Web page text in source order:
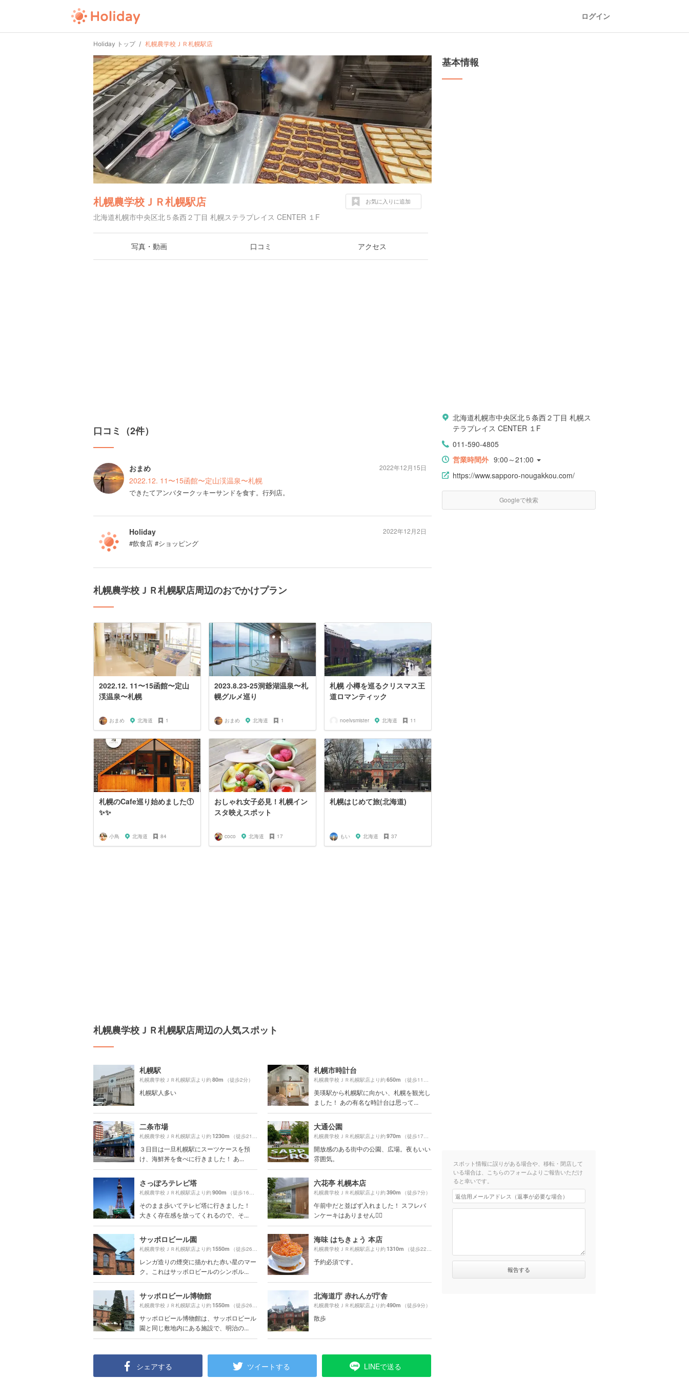
ログイン
Holiday トップ 札幌農学校ＪＲ札幌駅店
札幌農学校ＪＲ札幌駅店
北海道札幌市中央区北５条西２丁目 札幌ステラプレイス CENTER １F
お気に入りに追加
写真・動画 口コミ アクセス
口コミ（2件）
おまめ
2022.12. 11〜15函館〜定山渓温泉〜札幌
できたてアンバタークッキーサンドを食す。行列店。
2022年12月15日
Holiday
#飲食店 #ショッピング
2022年12月2日
札幌農学校ＪＲ札幌駅店周辺のおでかけプラン
2022.12. 11〜15函館〜定山
渓温泉〜札幌
おまめ 北海道 1
2023.8.23-25洞爺湖温泉〜札
幌グルメ巡り
おまめ 北海道 1
札幌 小樽を巡るクリスマス王
道ロマンティック
noelvsmister 北海道 11
札幌のCafe巡り始めました①
✨✨
小鳥 北海道 84
おしゃれ女子必見！札幌イン
スタ映えスポット
coco 北海道 17
札幌はじめて旅(北海道)
もい 北海道 37
札幌農学校ＪＲ札幌駅店周辺の人気スポット
札幌駅
札幌農学校ＪＲ札幌駅店より約80m （徒歩2分）
札幌駅人多い
札幌市時計台
札幌農学校ＪＲ札幌駅店より約650m （徒歩11分）
美瑛駅から札幌駅に向かい、札幌を観光し
ました！ あの有名な時計台は思って...
二条市場
札幌農学校ＪＲ札幌駅店より約1230m （徒歩21分）
３日目は一旦札幌駅にスーツケースを預
け、海鮮丼を食べに行きました！ あ...
大通公園
札幌農学校ＪＲ札幌駅店より約970m （徒歩17分）
開放感のある街中の公園、広場。夜もいい
雰囲気。
さっぽろテレビ塔
札幌農学校ＪＲ札幌駅店より約900m （徒歩16分）
そのまま歩いてテレビ塔に行きました！
大きく存在感を放ってくれるので、そ...
六花亭 札幌本店
札幌農学校ＪＲ札幌駅店より約390m （徒歩7分）
午前中だと並ばず入れました！ スフレパ
ンケーキはありません🙅‍♀️
サッポロビール園
札幌農学校ＪＲ札幌駅店より約1550m （徒歩26分）
レンガ造りの煙突に描かれた赤い星のマー
ク。これはサッポロビールのシンボル...
海味 はちきょう 本店
札幌農学校ＪＲ札幌駅店より約1310m （徒歩22分）
予約必須です。
サッポロビール博物館
札幌農学校ＪＲ札幌駅店より約1550m （徒歩26分）
サッポロビール博物館は、サッポロビール
園と同じ敷地内にある施設で、明治の...
北海道庁 赤れんが庁舎
札幌農学校ＪＲ札幌駅店より約490m （徒歩9分）
散歩
シェアする ツイートする LINEで送る
基本情報
北海道札幌市中央区北５条西２丁目 札幌ス
テラプレイス CENTER １F
011-590-4805
営業時間外 9:00～21:00
https://www.sapporo-nougakkou.com/
Googleで検索
スポット情報に誤りがある場合や、移転・閉店して
いる場合は、こちらのフォームよりご報告いただけ
ると幸いです。